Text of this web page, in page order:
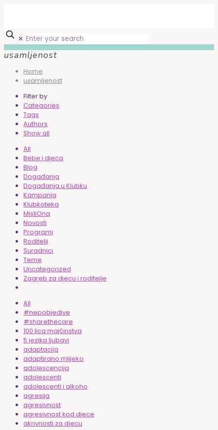
✕
usamljenost
Home
usamljenost
Filter by
Categories
Tags
Authors
Show all
All
Bebe i djeca
Blog
Događanja
Događanja u Klubku
Kampanja
Klubkoteka
MisliOna
Novosti
Programi
Roditelji
Suradnici
Teme
Uncategorized
Zagreb za djecu i roditelje
All
#nepobjedive
#sharethecare
100 lica majčinstva
5 jezika ljubavi
adaptacija
adaptirano mlijeko
adolescencija
adolescenti
adolescenti i alkoho
agresija
agresivnost
agresivnost kod djece
akrivnosti za djecu